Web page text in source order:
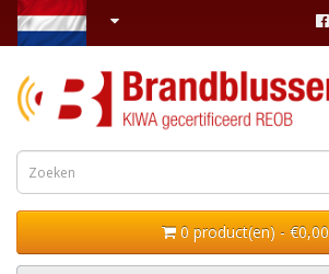
0 product(en) - €0,00